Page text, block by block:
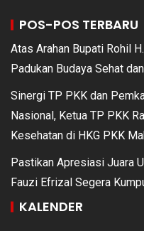
POS-POS TERBARU
Atas Arahan Bupati Rohil
Padukan Budaya Sehat
Sinergi TP PKK dan
Nasional, Ketua TP PKK
Kesehatan di HKG PKK
Pastikan Apresiasi Juara
Fauzi Efrizal Segera
KALENDER